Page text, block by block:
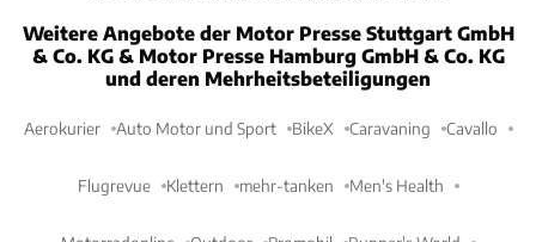
Weitere Angebote der Motor Presse Stuttgart GmbH
& Co. KG & Motor Presse Hamburg GmbH & Co. KG
und deren Mehrheitsbeteiligungen
Aerokurier Auto Motor und Sport BikeX Caravaning Cavallo
Flugrevue Klettern mehr-tanken Men's Health